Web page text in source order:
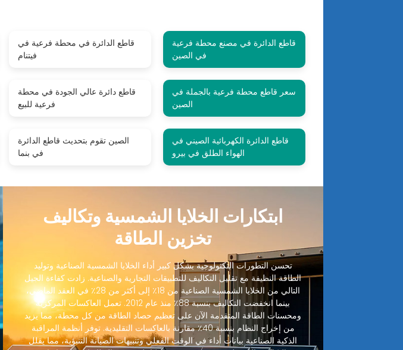
قاطع الدائرة في محطة فرعية في
فيتنام
قاطع الدائرة في مصنع محطة فرعية
في الصين
قاطع دائرة عالي الجودة في محطة
فرعية للبيع
سعر قاطع محطة فرعية بالجملة في
الصين
الصين تقوم بتحديث قاطع الدائرة
في بنما
قاطع الدائرة الكهربائية الصيني في
الهواء الطلق في بيرو
ابتكارات الخلايا الشمسية وتكاليف
تخزين الطاقة
تحسن التطورات التكنولوجية بشكل كبير أداء الخلايا الشمسية الصناعية وتوليد
الطاقة النظيفة مع تقليل التكاليف للتطبيقات التجارية والصناعية. زادت كفاءة الجيل
التالي من الخلايا الشمسية الصناعية من 18٪ إلى أكثر من 28٪ في العقد الماضي،
بينما انخفضت التكاليف بنسبة 88٪ منذ عام 2012. تعمل العاكسات المركزية
ومحسنات الطاقة المتقدمة الآن على تعظيم حصاد الطاقة من كل محطة، مما يزيد
من إخراج النظام بنسبة 40٪ مقارنة بالعاكسات التقليدية. توفر أنظمة المراقبة
الذكية الصناعية بيانات أداء في الوقت الفعلي وتنبيهات الصيانة التنبؤية، مما يقلل